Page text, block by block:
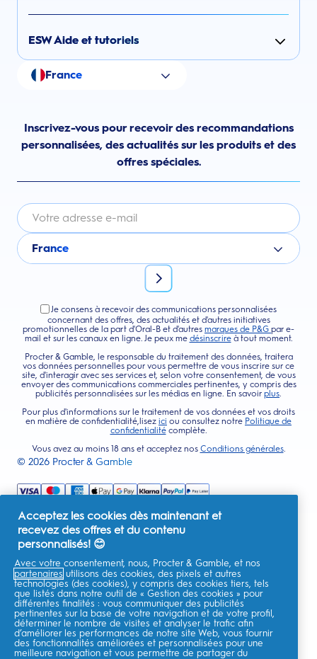
ESW Aide et tutoriels
France
Inscrivez-vous pour recevoir des recommandations
personnalisées, des actualités sur les produits et des
offres spéciales.
France
Je consens à recevoir des communications personnalisées
concernant des offres, des actualités et d'autres initiatives
promotionnelles de la part d'Oral-B et d'autres marques de P&G par e-
mail et sur les canaux en ligne. Je peux me désinscrireà tout moment.
Procter & Gamble, le responsable du traitement des données, traitera
vos données personnelles pour vous permettre de vous inscrire sur ce
site, d'interagir avec ses services et, selon votre consentement, de vous
envoyer des communications commerciales pertinentes, y compris des
publicités personnalisées sur les médias en ligne. En savoir plus
Pour plus d'informations sur le traitement de vos données et vos droits
en matière de confidentialité,lisez ici ou consultez notre Politique de
confidentialitécomplète.
Vous avez au moins 18 ans et acceptez nos Conditions générales.
© 2026 Procter & Gamble
Acceptez les cookies dès maintenant et
recevez des offres et du contenu
personnalisés! 😊
Avec votre consentement, nous, Procter & Gamble, et nos
partenaires utilisons des cookies, des pixels et autres
technologies (des cookies), y compris des cookies tiers, tels
que listés dans notre outil de « Gestion des cookies » pour
différentes finalités : vous communiquer des publicités
pertinentes sur la base de votre navigation et de votre profil,
déterminer le nombre de visites et analyser le trafic afin
d’améliorer les performances de notre site Web, vous fournir
des fonctionnalités améliorées et personnalisées pour une
meilleure navigation et vous permettre de partager du